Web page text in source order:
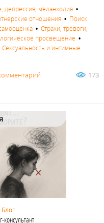
депрессия, меланхолия •
отношения • Поиск
• Страхи, тревоги,
просвещение •
Сексуальность и интимные
173
Блог